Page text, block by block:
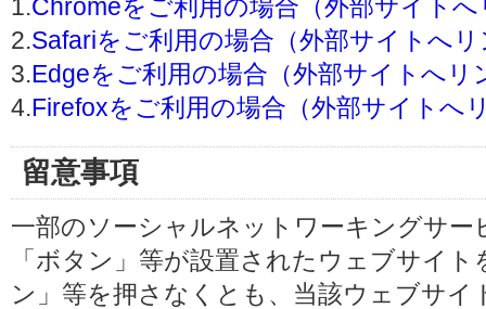
1.Chromeをご利用の場合（外部サイト
2.Safariをご利用の場合（外部サイトへ
3.Edgeをご利用の場合（外部サイトへリ
4.Firefoxをご利用の場合（外部サイトへ
留意事項
一部のソーシャルネットワーキングサー
「ボタン」等が設置されたウェブサイ
ン」等を押さなくとも、当該ウェブサイ